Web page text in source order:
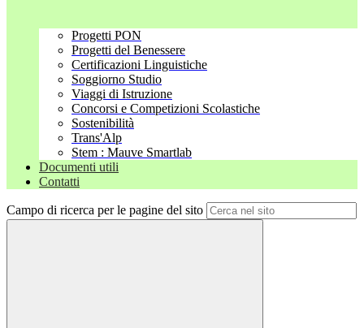
Progetti PON
Progetti del Benessere
Certificazioni Linguistiche
Soggiorno Studio
Viaggi di Istruzione
Concorsi e Competizioni Scolastiche
Sostenibilità
Trans'Alp
Stem : Mauve Smartlab
Documenti utili
Contatti
Campo di ricerca per le pagine del sito